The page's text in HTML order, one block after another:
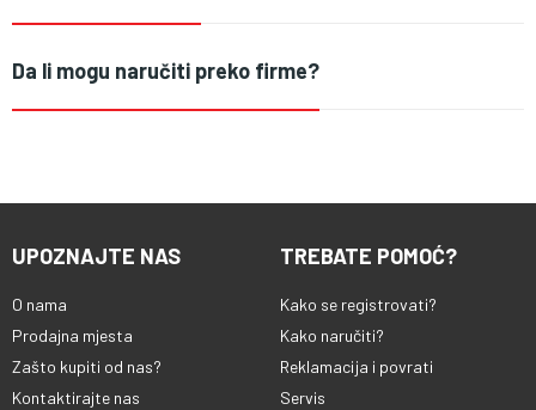
Da li mogu naručiti preko firme?
UPOZNAJTE NAS
O nama
Prodajna mjesta
Zašto kupiti od nas?
Kontaktirajte nas
TREBATE POMOĆ?
Kako se registrovati?
Kako naručiti?
Reklamacija i povrati
Servis